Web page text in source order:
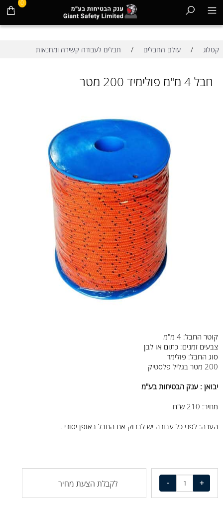
0
קטלוג / עולם החבלים / חבלים לעבודה קשירה ומחנאות
חבל 4 מ"מ פולימיד 200 מטר
קוטר החבל: 4 מ"מ
צבעים זמנים: כתום או לבן
סוג החבל: פולימד
200 מטר בגליל פלסטיק
יבואן : ענק הבטיחות בע"מ
מחיר: 210 ש"ח
הערה: לפני כל עבודה יש לבדוק את החבל באופן יסודי .
לקבלת הצעת מחיר